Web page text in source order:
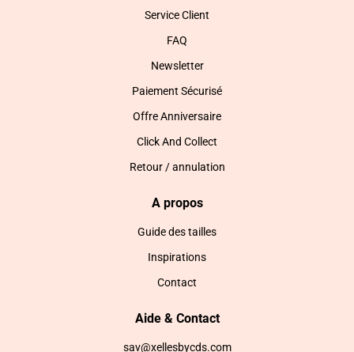
Service Client
FAQ
Newsletter
Paiement Sécurisé
Offre Anniversaire
Click And Collect
Retour / annulation
A propos
Guide des tailles
Inspirations
Contact
Aide & Contact
sav@xellesbycds.com